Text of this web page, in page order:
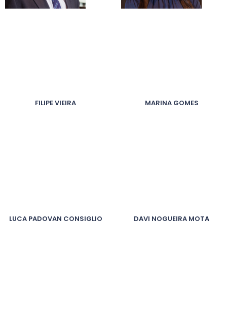
FILIPE VIEIRA MARINA GOMES
LUCA PADOVAN CONSIGLIO DAVI NOGUEIRA MOTA